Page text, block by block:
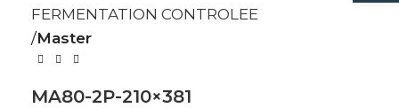
FERMENTATION CONTROLEE
Master
MA80-2P-210×381